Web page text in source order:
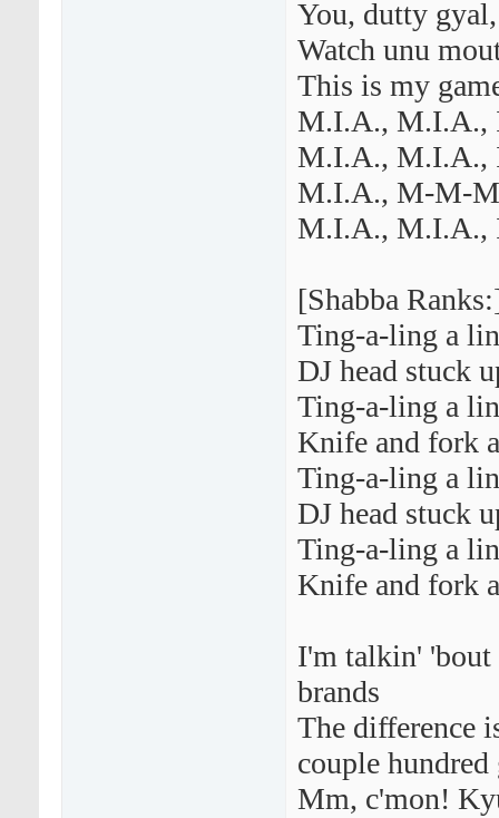
You, dutty
Watch unu
This is my
M.I.A., M.I.A.,
M.I.A., M.I.A.,
M.I.A., M-M-
M.I.A., M.I.A.,
[Shabba
Ting-a-ling a
DJ head stuck
Ting-a-ling a
Knife and fork
Ting-a-ling a
DJ head stuck
Ting-a-ling a
Knife and fork
I'm talkin' 'bout
brands
The
couple hundred
Mm, c'mon!